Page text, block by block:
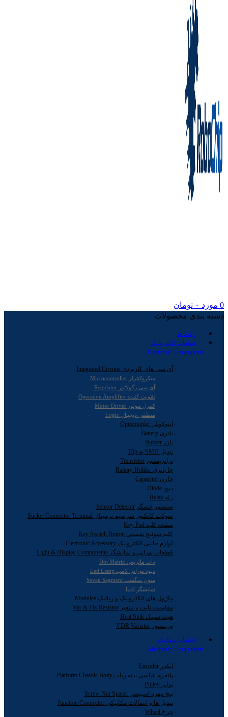
0 مورد ۰ تومان
دسته بندی محصولات
ربات ها
قطعات الکترونیک
Electronic Components
آی سی های کاربردی Integrated Circuits
میکروکنترلر Microcontroller
آی سی رگولاتور Regulator
تقویت کننده Operation Amplifire
کنترل موتور Motor Driver
منطقی دیجیتال Logic
اپتوکوپلر Optocoupler
باتری Battery
بازر Buzzer
تبدیل SMD به Dip
ترانزیستور Transistor
جا باتری Battery Holder
خازن Capacitor
دیود Diode
رله Relay
سنسور حسگر Sensor Detector
سوکت کانکتور سرسیم ترمینال Sucket Connector Terminal
صفحه کلید Key Pad
کلید سوئیچ شستی Key Switch Button
لوازم جانبی الکترونیک Electronic Accessory
قطعات نورانی و نمایشگر Light & Display Components
دات ماتریس Dot Matrix
دیود نورانی لامپ Led Lamp
سون سگمنت Seven Segment
نمایشگر Lcd
ماژول های الکترونیک و رباتیک Modules
مقاومت ثابت و متغیر Var & Fix Resistor
هیت سینک Heat Sink
وریستور VDR Varistor
قطعات مکانیک
Mechanic Components
انکدر Encoder
پلتفرم شاسی بدنه ربات Platform Chassis Body
پولی Pulley
پیچ مهره اسپیسر Screw Nut Spacer
تبدیل ها و اتصالات مکانیکی Junction Connector
چرخ Wheel